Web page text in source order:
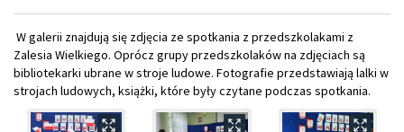
W galerii znajdują się zdjęcia ze spotkania z przedszkolakami z
Zalesia Wielkiego. Oprócz grupy przedszkolaków na zdjęciach są
bibliotekarki ubrane w stroje ludowe. Fotografie przedstawiają lalki w
strojach ludowych, książki, które były czytane podczas spotkania.